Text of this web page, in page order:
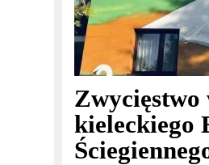
Zwycięstwo
kieleckiego